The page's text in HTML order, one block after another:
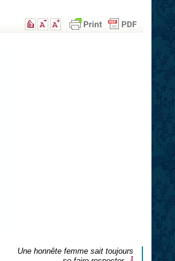
Une honnête femme sait toujours
1